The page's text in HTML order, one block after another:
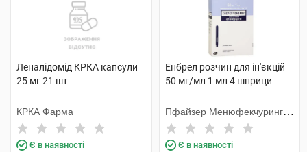
Леналідомід КРКА капсули
25 мг 21 шт
КРКА Фарма
Є в наявності
Енбрел розчин для ін'єкцій
50 мг/мл 1 мл 4 шприци
Пфайзер Менюфекчуринг
Бельгія
Є в наявності